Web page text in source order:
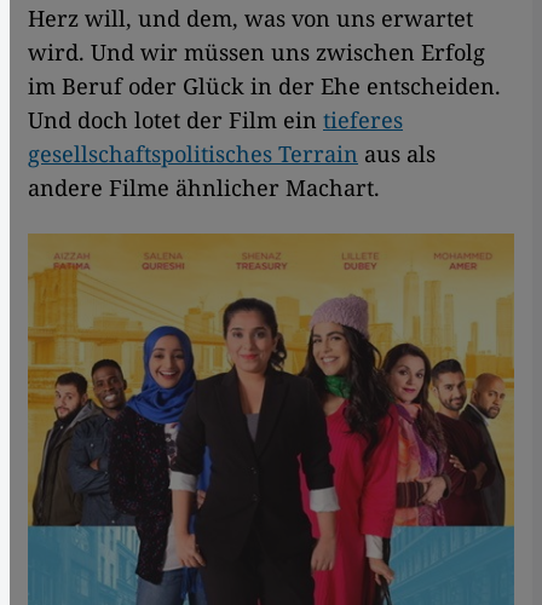
Herz will, und dem, was von uns erwartet
wird. Und wir müssen uns zwischen Erfolg
im Beruf oder Glück in der Ehe entscheiden.
Und doch lotet der Film ein tieferes
gesellschaftspolitisches Terrain aus als
andere Filme ähnlicher Machart.